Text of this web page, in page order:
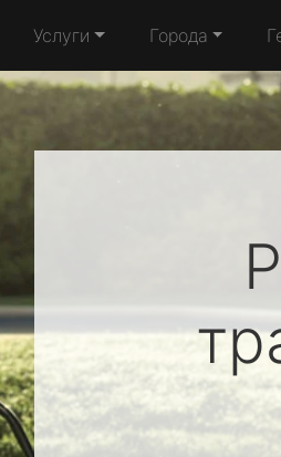
Услуги Города